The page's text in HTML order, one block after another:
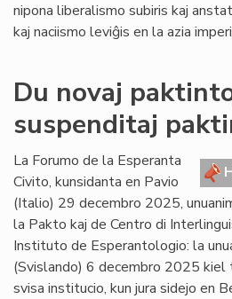
nipona liberalismo subiris kaj
kaj naciismo leviĝis en la azia
Du novaj
suspenditaj
La Forumo de la Esperanta
Civito, kunsidanta en Pavio
(Italio) 29 decembro 2025,
la Pakto kaj de Centro di
Instituto de Esperantologio: la
(Svislando) 6 decembro 2025
svisa institucio, kun jura sidejo en